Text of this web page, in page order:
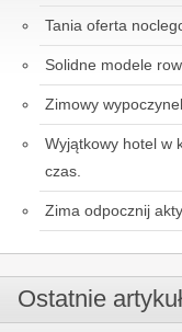
Tania oferta
Solidne modele
Zimowy
Wyjątkowy hotel w
czas.
Zima odpocznij
Ostatnie